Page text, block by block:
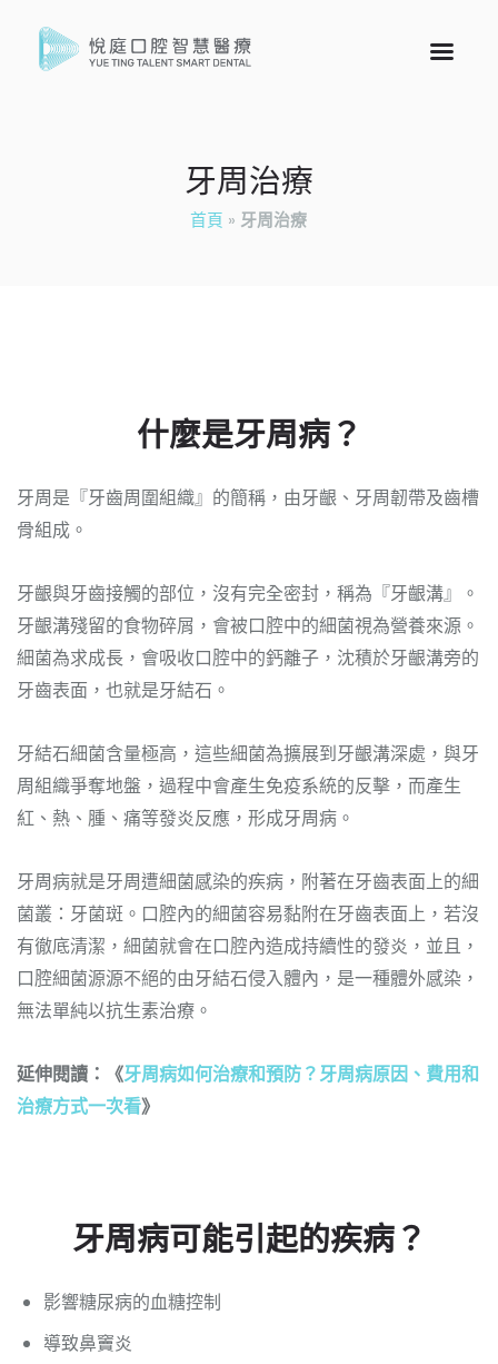
牙周治療
首頁 » 牙周治療
什麼是牙周病？
牙周是『牙齒周圍組織』的簡稱，由牙齦、牙周韌帶及齒槽
骨組成。
牙齦與牙齒接觸的部位，沒有完全密封，稱為『牙齦溝』。
牙齦溝殘留的食物碎屑，會被口腔中的細菌視為營養來源。
細菌為求成長，會吸收口腔中的鈣離子，沈積於牙齦溝旁的
牙齒表面，也就是牙結石。
牙結石細菌含量極高，這些細菌為擴展到牙齦溝深處，與牙
周組織爭奪地盤，過程中會產生免疫系統的反擊，而產生
紅、熱、腫、痛等發炎反應，形成牙周病。
牙周病就是牙周遭細菌感染的疾病，附著在牙齒表面上的細
菌叢：牙菌斑。口腔內的細菌容易黏附在牙齒表面上，若沒
有徹底清潔，細菌就會在口腔內造成持續性的發炎，並且，
口腔細菌源源不絕的由牙結石侵入體內，是一種體外感染，
無法單純以抗生素治療。
延伸閱讀：《牙周病如何治療和預防？牙周病原因、費用和
治療方式一次看》
牙周病可能引起的疾病？
影響糖尿病的血糖控制
導致鼻竇炎